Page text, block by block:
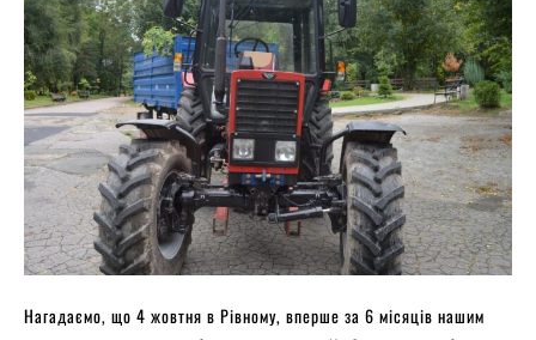
Нагадаємо, що 4 жовтня в Рівному, вперше за 6 місяців нашим